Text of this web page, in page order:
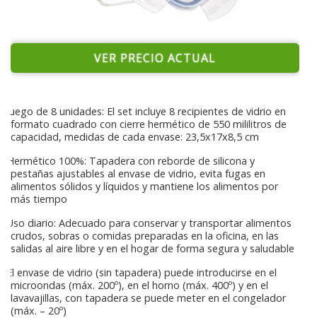
VER PRECIO ACTUAL
Juego de 8 unidades: El set incluye 8 recipientes de vidrio en
formato cuadrado con cierre hermético de 550 mililitros de
capacidad, medidas de cada envase: 23,5x17x8,5 cm
Hermético 100%: Tapadera con reborde de silicona y
pestañas ajustables al envase de vidrio, evita fugas en
alimentos sólidos y líquidos y mantiene los alimentos por
más tiempo
Uso diario: Adecuado para conservar y transportar alimentos
crudos, sobras o comidas preparadas en la oficina, en las
salidas al aire libre y en el hogar de forma segura y saludable
El envase de vidrio (sin tapadera) puede introducirse en el
microondas (máx. 200º), en el horno (máx. 400º) y en el
lavavajillas, con tapadera se puede meter en el congelador
(máx. – 20º)